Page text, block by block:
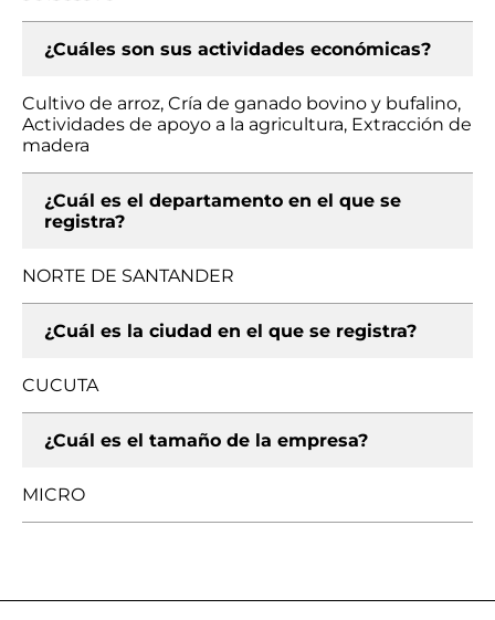
¿Cuáles son sus actividades económicas?
Cultivo de arroz, Cría de ganado bovino y bufalino,
Actividades de apoyo a la agricultura, Extracción de
madera
¿Cuál es el departamento en el que se
registra?
NORTE DE SANTANDER
¿Cuál es la ciudad en el que se registra?
CUCUTA
¿Cuál es el tamaño de la empresa?
MICRO